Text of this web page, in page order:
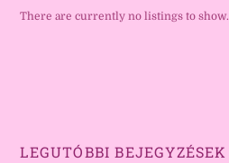
There are currently no listings to show.
LEGUTÓBBI BEJEGYZÉSEK